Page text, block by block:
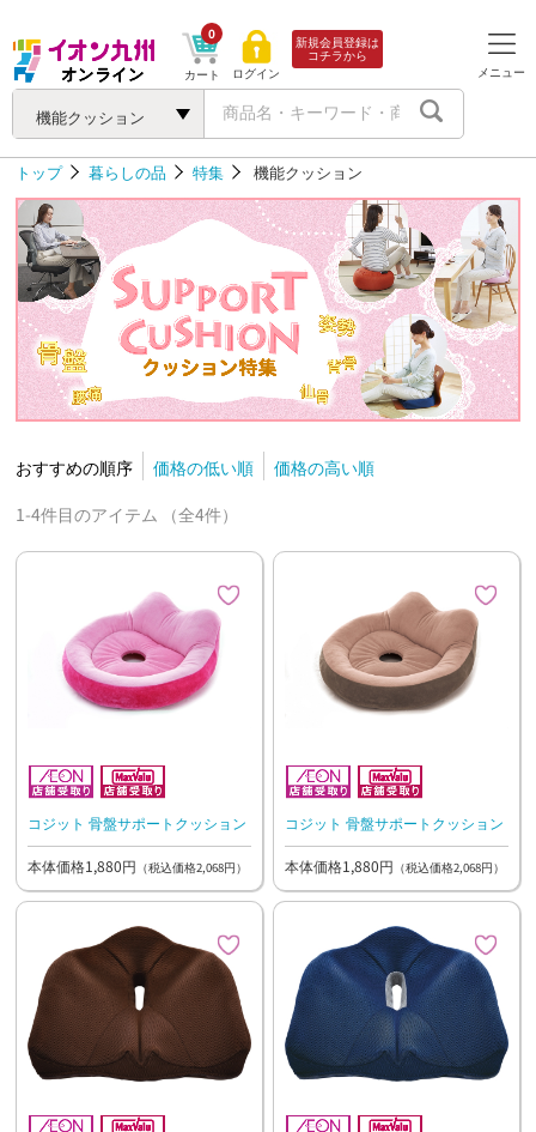
機能クッション
カート
0
ログイン
新規会員登録は
コチラから
メニュー
トップ 暮らしの品 特集 機能クッション
おすすめの順序 価格の低い順
価格の高い順
1-4件目のアイテム （全4件）
コジット 骨盤サポートクッション
本体価格1,880円 （税込価格2,068円）
コジット 骨盤サポートクッション
本体価格1,880円 （税込価格2,068円）